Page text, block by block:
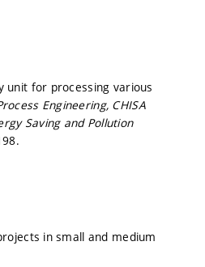
unit for processing various
Engineering, CHISA
Saving and Pollution
in small and medium